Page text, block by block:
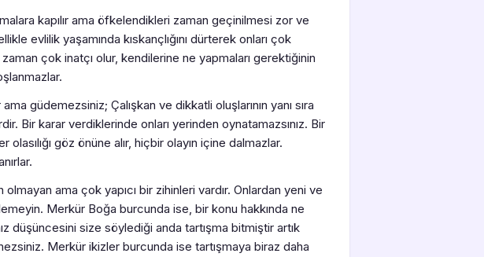
kapılır ama öfkelendikleri zaman geçinilmesi zor ve
evlilik yaşamında kıskançlığını dürterek onları çok
zaman çok inatçı olur, kendilerine ne yapmaları gerektiğinin
güdemezsiniz; Çalışkan ve dikkatli oluşlarının yanı sıra
Bir karar verdiklerinde onları yerinden oynatamazsınız. Bir
göz önüne alır, hiçbir olayın içine dalmazlar.
ama çok yapıcı bir zihinleri vardır. Onlardan yeni ve
Merkür Boğa burcunda ise, bir konu hakkında ne
düşüncesini size söylediği anda tartışma bitmiştir artık
Merkür ikizler burcunda ise tartışmaya biraz daha